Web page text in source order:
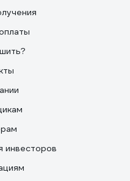
инвесторов